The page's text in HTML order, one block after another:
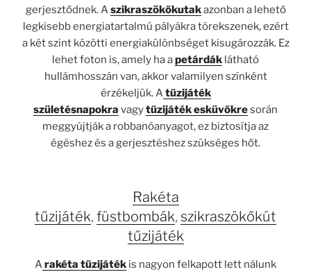
gerjesztődnek. Aszikraszökőkutakazonban a lehető
legkisebb energiatartalmú pályákra törekszenek, ezért
a két szint közötti energiakülönbséget kisugározzák. Ez
lehet foton is, amely ha apetárdák látható
hullámhosszán van, akkor valamilyen színként
érzékeljük. Atűzijáték
születésnapokra vagytűzijáték esküvőkresorán
meggyújtják a robbanóanyagot, ez biztosítja az
égéshez és a gerjesztéshez szükséges hőt.
Rakéta
tűzijáték, füstbombák, szikraszökőkút
tűzijáték
Arakéta tűzijáték is nagyon felkapott lett nálunk